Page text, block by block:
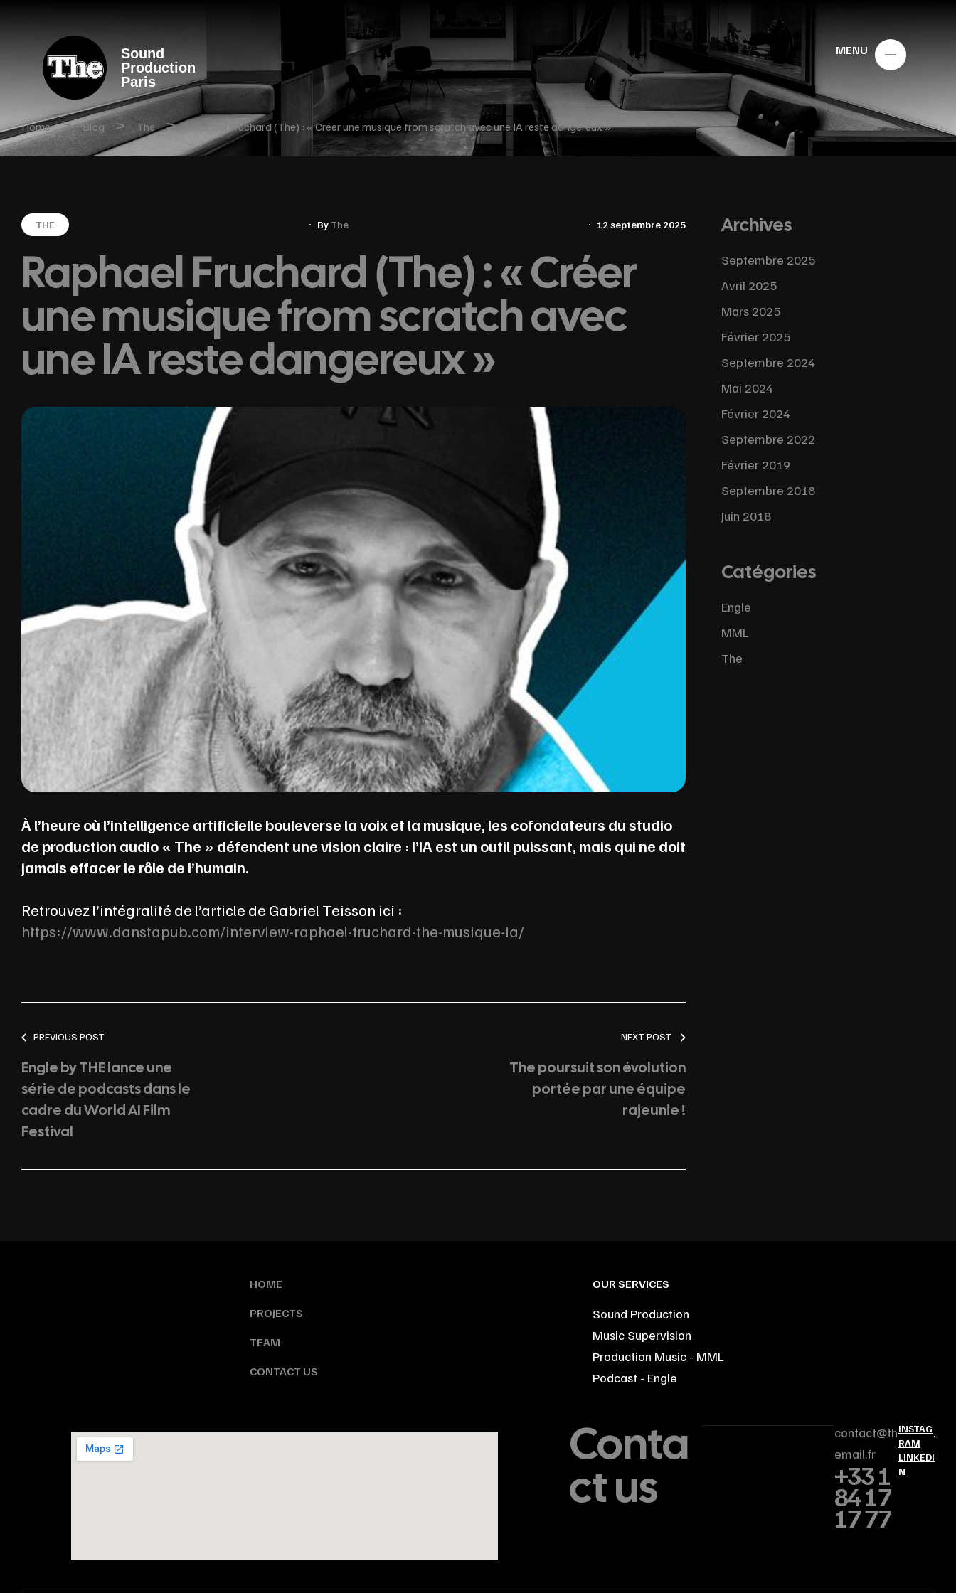
MENU
Sound
Production
Paris
Home > Blog > The > Raphael Fruchard (The) : « Créer une musique from scratch avec une IA reste dangereux »
12 septembre 2025
By The
THE
Raphael Fruchard (The) : « Créer
une musique from scratch avec
une IA reste dangereux »
À l’heure où l’intelligence artificielle bouleverse la voix et la musique, les cofondateurs du studio
de production audio « The » défendent une vision claire : l’IA est un outil puissant, mais qui ne doit
jamais effacer le rôle de l’humain.
Retrouvez l’intégralité de l’article de Gabriel Teisson ici :
https://www.danstapub.com/interview-raphael-fruchard-the-musique-ia/
PREVIOUS POST
Engle by THE lance une
série de podcasts dans le
cadre du World AI Film
Festival
NEXT POST
The poursuit son évolution
portée par une équipe
rajeunie !
Archives
Septembre 2025
Avril 2025
Mars 2025
Février 2025
Septembre 2024
Mai 2024
Février 2024
Septembre 2022
Février 2019
Septembre 2018
Juin 2018
Catégories
Engle
MML
The
HOME
PROJECTS
TEAM
CONTACT US
OUR SERVICES
Sound Production
Music Supervision
Production Music - MML
Podcast - Engle
Conta
ct us
contact@th
email.fr
+33 1
84 17
17 77
INSTAG
RAM
LINKEDI
N